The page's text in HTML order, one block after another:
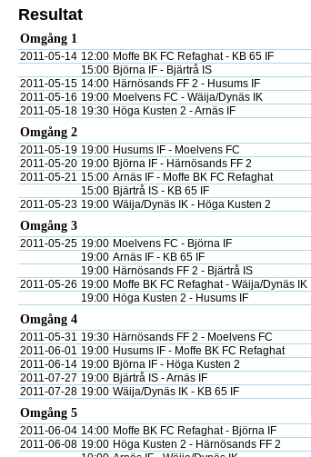
Resultat
Omgång 1
2011-05-14 12:00 Moffe BK FC Refaghat - KB 65 IF
15:00 Björna IF - Bjärtrå IS
2011-05-15 14:00 Härnösands FF 2 - Husums IF
2011-05-16 19:00 Moelvens FC - Wäija/Dynäs IK
2011-05-18 19:30 Höga Kusten 2 - Arnäs IF
Omgång 2
2011-05-19 19:00 Husums IF - Moelvens FC
2011-05-20 19:00 Björna IF - Härnösands FF 2
2011-05-21 15:00 Arnäs IF - Moffe BK FC Refaghat
15:00 Bjärtrå IS - KB 65 IF
2011-05-23 19:00 Wäija/Dynäs IK - Höga Kusten 2
Omgång 3
2011-05-25 19:00 Moelvens FC - Björna IF
19:00 Arnäs IF - KB 65 IF
19:00 Härnösands FF 2 - Bjärtrå IS
2011-05-26 19:00 Moffe BK FC Refaghat - Wäija/Dynäs IK
19:00 Höga Kusten 2 - Husums IF
Omgång 4
2011-05-31 19:30 Härnösands FF 2 - Moelvens FC
2011-06-01 19:00 Husums IF - Moffe BK FC Refaghat
2011-06-14 19:00 Björna IF - Höga Kusten 2
2011-07-27 19:00 Bjärtrå IS - Arnäs IF
2011-07-28 19:00 Wäija/Dynäs IK - KB 65 IF
Omgång 5
2011-06-04 14:00 Moffe BK FC Refaghat - Björna IF
2011-06-08 19:00 Höga Kusten 2 - Härnösands FF 2